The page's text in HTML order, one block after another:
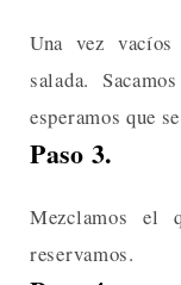
Una vez
salada.
esperamos que
Paso 3.
Mezclamos el
reservamos.